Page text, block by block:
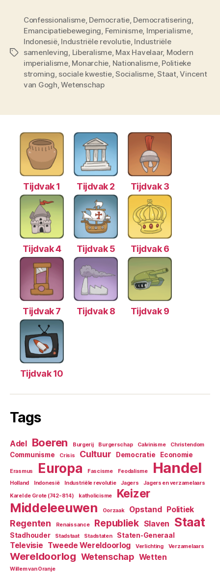
Tags
Confessionalisme, Democratie, Democratisering
Emancipatiebeweging Feminisme, Imperialisme,
Indonesië, Industriële revolutie, Industriële
samenleving Liberalisme, Max Havelaar, Modern
imperialisme, Monarchie Nationalisme, Politieke
stroming sociale kwestie,Socialisme,Staat,Vincent
van Gogh ,Wetenschap
Tijdvak 1 Tijdvak 2 Tijdvak 3
Tijdvak 4 Tijdvak 5 Tijdvak 6
Tijdvak 7 Tijdvak 8 Tijdvak 9
Tijdvak 10
Tags
Adel Boeren Burgerij Burgerschap Calvinisme Christendom
Communisme Crisis Cultuur Democratie Economie
Erasmus Europa Fascisme Feodalisme Handel
Holland Indonesië Industriële revolutie Jagers
Jagers en verzamelaars
Karel de Grote (742-814)
katholicisme Keizer
Middeleeuwen Oorzaak Opstand Politiek
Regenten Renaissance Republiek Slaven Staat
Stadhouder Stadstaat Stadstaten Staten-Generaal
Televisie Tweede Wereldoorlog Verlichting Verzamelaars
Wereldoorlog Wetenschap Wetten
Willem van Oranje